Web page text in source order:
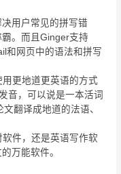
用户常见的拼写错
。而且Ginger支持
和网页中的语法和拼写
更地道更英语的方式
音，可以说是一本活词
翻译成地道的法语、
件，还是英语写作软
万能软件。